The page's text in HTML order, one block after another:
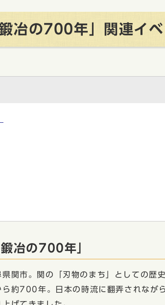
冶の700年」関連イベ
冶の700年」
関市。関の「刃物のまち」としての歴
約700年。日本の時流に翻弄されなが